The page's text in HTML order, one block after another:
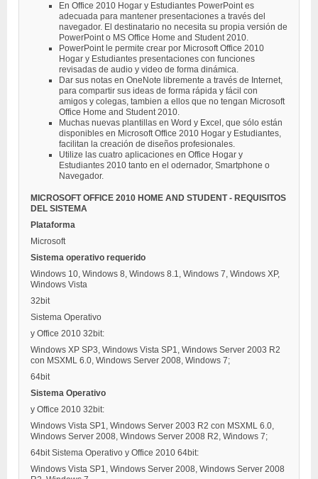
En Office 2010 Hogar y Estudiantes PowerPoint es
adecuada para mantener presentaciones a través del
navegador. El destinatario no necesita su propia versión de
PowerPoint o MS Office Home and Student 2010.
PowerPoint le permite crear por Microsoft Office 2010
Hogar y Estudiantes presentaciones con funciones
revisadas de audio y video de forma dinámica.
Dar sus notas en OneNote libremente a través de Internet,
para compartir sus ideas de forma rápida y fácil con
amigos y colegas, tambien a ellos que no tengan Microsoft
Office Home and Student 2010.
Muchas nuevas plantillas en Word y Excel, que sólo están
disponibles en Microsoft Office 2010 Hogar y Estudiantes,
facilitan la creación de diseños profesionales.
Utilize las cuatro aplicaciones en Office Hogar y
Estudiantes 2010 tanto en el odernador, Smartphone o
Navegador.
MICROSOFT OFFICE 2010 HOME AND STUDENT - REQUISITOS
DEL SISTEMA
Plataforma
Microsoft
Sistema operativo requerido
Windows 10, Windows 8, Windows 8.1, Windows 7, Windows XP,
Windows Vista
32bit
Sistema Operativo
y Office 2010 32bit:
Windows XP SP3, Windows Vista SP1, Windows Server 2003 R2
con MSXML 6.0, Windows Server 2008, Windows 7;
64bit
Sistema Operativo
y Office 2010 32bit:
Windows Vista SP1, Windows Server 2003 R2 con MSXML 6.0,
Windows Server 2008, Windows Server 2008 R2, Windows 7;
64bit Sistema Operativo y Office 2010 64bit:
Windows Vista SP1, Windows Server 2008, Windows Server 2008